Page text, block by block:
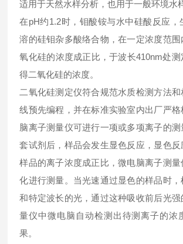
适用于天然水样分析，也用于一般环境水
在pH约1.2时，钼酸铵与水中硅酸反应，
溶的硅钼杂多酸络合物，在一定浓度范围
氧化硅的浓度成正比，于波长410nm处
得二氧化硅的浓度。
二氧化硅测定仪符合规范水质检测方法
线预先编程，并在标准实验室内出厂严
脑离子测量仪可进行一项或多项离子的
套试剂后，样品会发生显色反应，显色反
样品的离子浓度成正比，微电脑离子测
化进行测量。当光速通过显色的样品时
和特定波长的光，通过这种吸收前后光强
量仪中微电脑自动检测出待测离子的浓
果。